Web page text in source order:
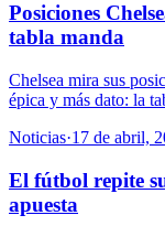
Posiciones
tabla manda
Chelsea mira sus
épica y más dato: la
Noticias·17 de abril,
El fútbol repite
apuesta